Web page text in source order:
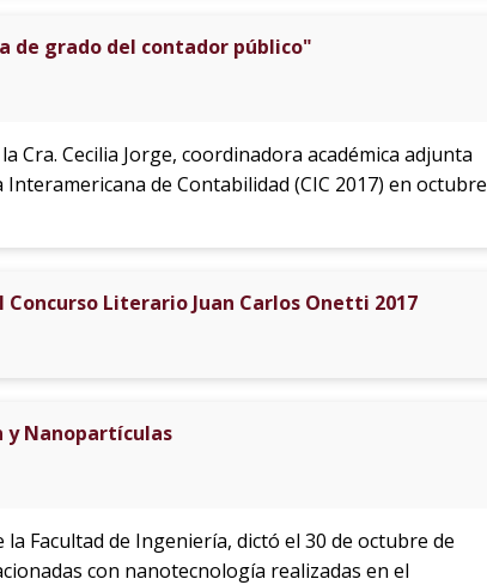
de grado del contador público"
Cra. Cecilia Jorge, coordinadora académica adjunta
de Contabilidad (CIC 2017) en octubre
Literario Juan Carlos Onetti 2017
y Nanopartículas
Facultad de Ingeniería, dictó el 30 de octubre de
con nanotecnología realizadas en el